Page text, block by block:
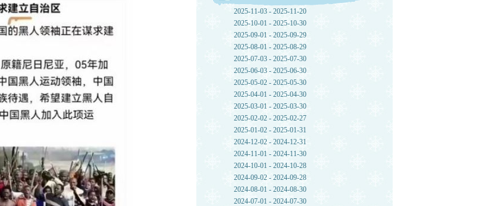
2025-11-03 - 2025-11-20
2025-10-01 - 2025-10-30
2025-09-01 - 2025-09-29
2025-08-01 - 2025-08-29
2025-07-03 - 2025-07-30
2025-06-03 - 2025-06-30
2025-05-02 - 2025-05-30
2025-04-01 - 2025-04-30
2025-03-01 - 2025-03-30
2025-02-02 - 2025-02-27
2025-01-02 - 2025-01-31
2024-12-02 - 2024-12-31
2024-11-01 - 2024-11-30
2024-10-01 - 2024-10-28
2024-09-02 - 2024-09-28
2024-08-01 - 2024-08-30
2024-07-01 - 2024-07-30